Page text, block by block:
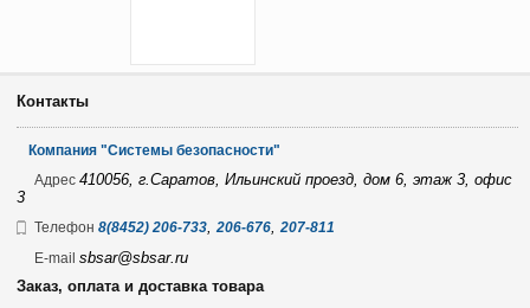
Контакты
Компания "Системы безопасности"
Адрес 410056, г.Саратов, Ильинский проезд, дом 6, этаж 3, офис
3
Телефон 8(8452) 206-733,206-676,207-811
E-mail sbsar@sbsar.ru
Заказ, оплата и доставка товара